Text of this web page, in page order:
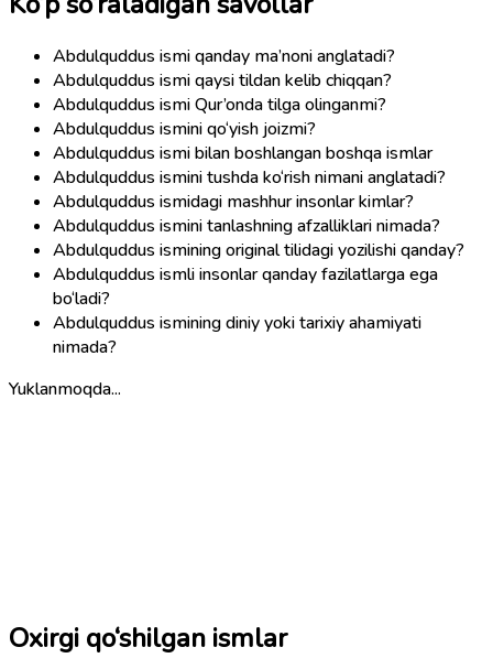
Abdulquddus ismi qanday ma’noni anglatadi?
Abdulquddus ismi qaysi tildan kelib chiqqan?
Abdulquddus ismi Qur’onda tilga olinganmi?
Abdulquddus ismini qo‘yish joizmi?
Abdulquddus ismi bilan boshlangan boshqa ismlar
Abdulquddus ismini tushda ko‘rish nimani anglatadi?
Abdulquddus ismidagi mashhur insonlar kimlar?
Abdulquddus ismini tanlashning afzalliklari nimada?
Abdulquddus ismining original tilidagi yozilishi qanday?
Abdulquddus ismli insonlar qanday fazilatlarga ega
bo‘ladi?
Abdulquddus ismining diniy yoki tarixiy ahamiyati
nimada?
Yuklanmoqda...
Oxirgi qo‘shilgan ismlar